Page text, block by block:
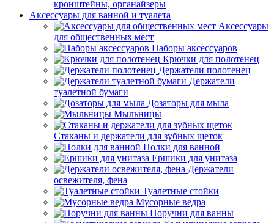
кронштейны, органайзеры
Аксессуары для ванной и туалета
Аксессуары
для общественных мест
Наборы аксессуаров
Крючки для полотенец
Держатели полотенец
Держатели
туалетной бумаги
Дозаторы для мыла
Мыльницы
Стаканы и держатели для зубных щеток
Полки для ванной
Ершики для унитаза
Держатели
освежителя, фена
Туалетные стойки
Мусорные ведра
Поручни для ванны